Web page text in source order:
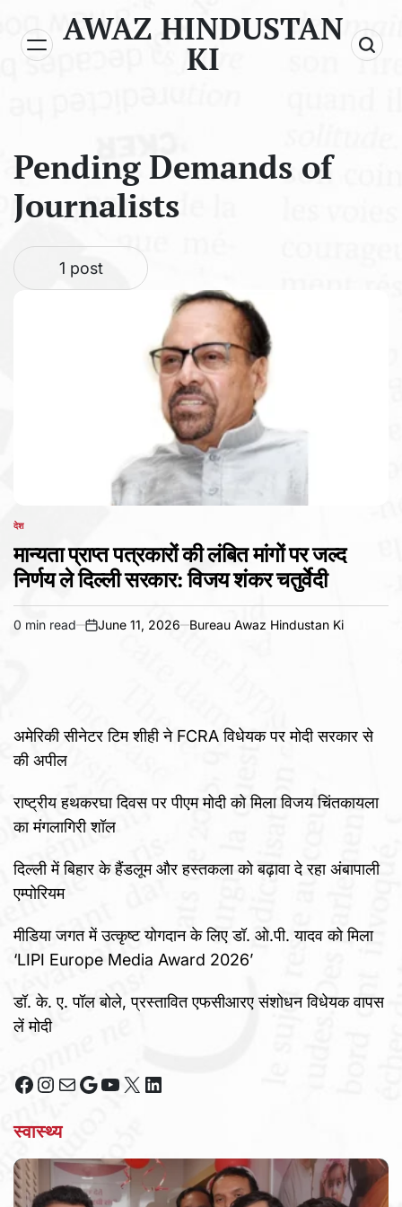
content
AWAZ HINDUSTAN
KI
Pending Demands of
Journalists
1 post
POSTED
देश
मान्यता प्राप्त पत्रकारों की लंबित मांगों पर जल्द
निर्णय ले दिल्ली सरकार: विजय शंकर चतुर्वेदी
Estimated
0 min read
on
June 11, 2026 Bureau Awaz Hindustan Ki
अमेरिकी सीनेटर टिम शीही ने FCRA विधेयक पर मोदी सरकार से
की अपील
राष्ट्रीय हथकरघा दिवस पर पीएम मोदी को मिला विजय चिंतकायला
का मंगलागिरी शॉल
दिल्ली में बिहार के हैंडलूम और हस्तकला को बढ़ावा दे रहा अंबापाली
एम्पोरियम
मीडिया जगत में उत्कृष्ट योगदान के लिए डॉ. ओ.पी. यादव को मिला
‘LIPI Europe Media Award 2026’
डॉ. के. ए. पॉल बोले, प्रस्तावित एफसीआरए संशोधन विधेयक वापस
लें मोदी
Facebook
Instagram
MailGoogle
YouTube
X LinkedIn
स्वास्थ्य